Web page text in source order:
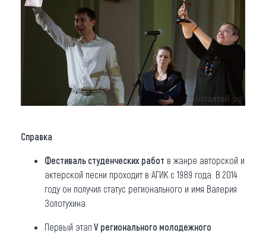
Справка
Фестиваль студенческих работ в жанре авторской и
актерской песни проходит в АГИК с 1989 года. В 2014
году он получил статус регионального и имя Валерия
Золотухина.
Первый этап V регионального молодежного